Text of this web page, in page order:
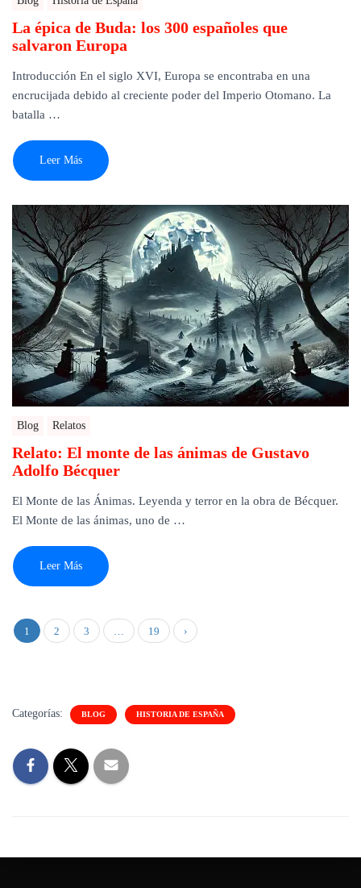
La épica de Buda: los 300 españoles que
salvaron Europa
Introducción En el siglo XVI, Europa se encontraba en una
encrucijada debido al creciente poder del Imperio Otomano. La
batalla …
Leer Más
Blog Relatos
Relato: El monte de las ánimas de Gustavo
Adolfo Bécquer
El Monte de las Ánimas. Leyenda y terror en la obra de Bécquer.
El Monte de las ánimas, uno de …
Leer Más
1 2 3 19 ›
Categorías: BLOG HISTORIA DE ESPAÑA